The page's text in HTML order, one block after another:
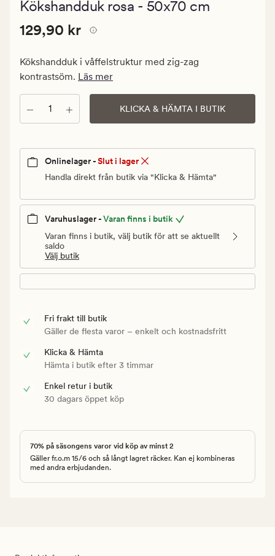
Kökshandduk rosa - 50x70 cm
Pris
129,90
129,90
kr
Pris 129,90 kr
129,90 kr
Kökshandduk i våffelstruktur med zig-zag
kontrastsöm. Läs mer
Antal KLICKA & HÄMTA I BUTIK
Onlinelager -Slut i lager
Handla direkt från butik via "Klicka & Hämta"
Varuhuslager -Varan finns i butik
Varan finns i butik, välj butik för att se aktuellt
saldo
Välj butik
Fri frakt till butik
Gäller de flesta varor – enkelt och kostnadsfritt
Klicka & Hämta
Hämta i butik efter 3 timmar
Enkel retur i butik
30 dagars öppet köp
70% på säsongens varor vid köp av minst 2
Gäller fr.o.m 15/6 och så långt lagret räcker. Kan ej kombineras
med andra erbjudanden.